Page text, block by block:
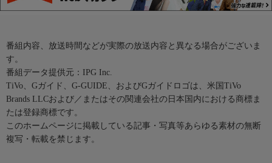
番組内容、放送時間などが実際の放送内容と異なる場合がございま
す。
番組データ提供元：IPG Inc.
TiVo、Gガイド、G-GUIDE、およびGガイドロゴは、米国TiVo
Brands LLCおよび／またはその関連会社の日本国内における商標ま
たは登録商標です。
このホームページに掲載している記事・写真等あらゆる素材の無断
複写・転載を禁じます。